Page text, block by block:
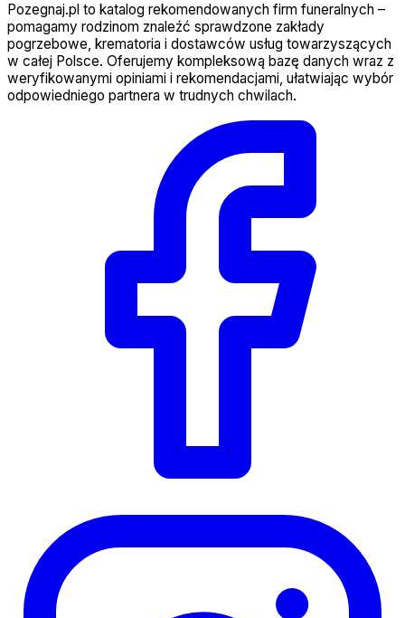
Pozegnaj.pl to katalog rekomendowanych firm funeralnych –
pomagamy rodzinom znaleźć sprawdzone zakłady
pogrzebowe, krematoria i dostawców usług towarzyszących
w całej Polsce. Oferujemy kompleksową bazę danych wraz z
weryfikowanymi opiniami i rekomendacjami, ułatwiając wybór
odpowiedniego partnera w trudnych chwilach.